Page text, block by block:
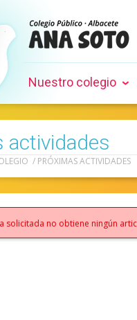
Nuestro colegio
actividades
/ PRÓXIMAS ACTIVIDADES
solicitada no obtiene ningún